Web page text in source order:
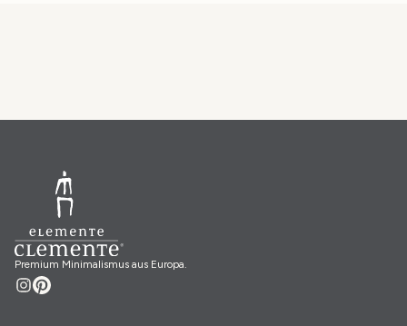
Premium Minimalismus aus Europa.